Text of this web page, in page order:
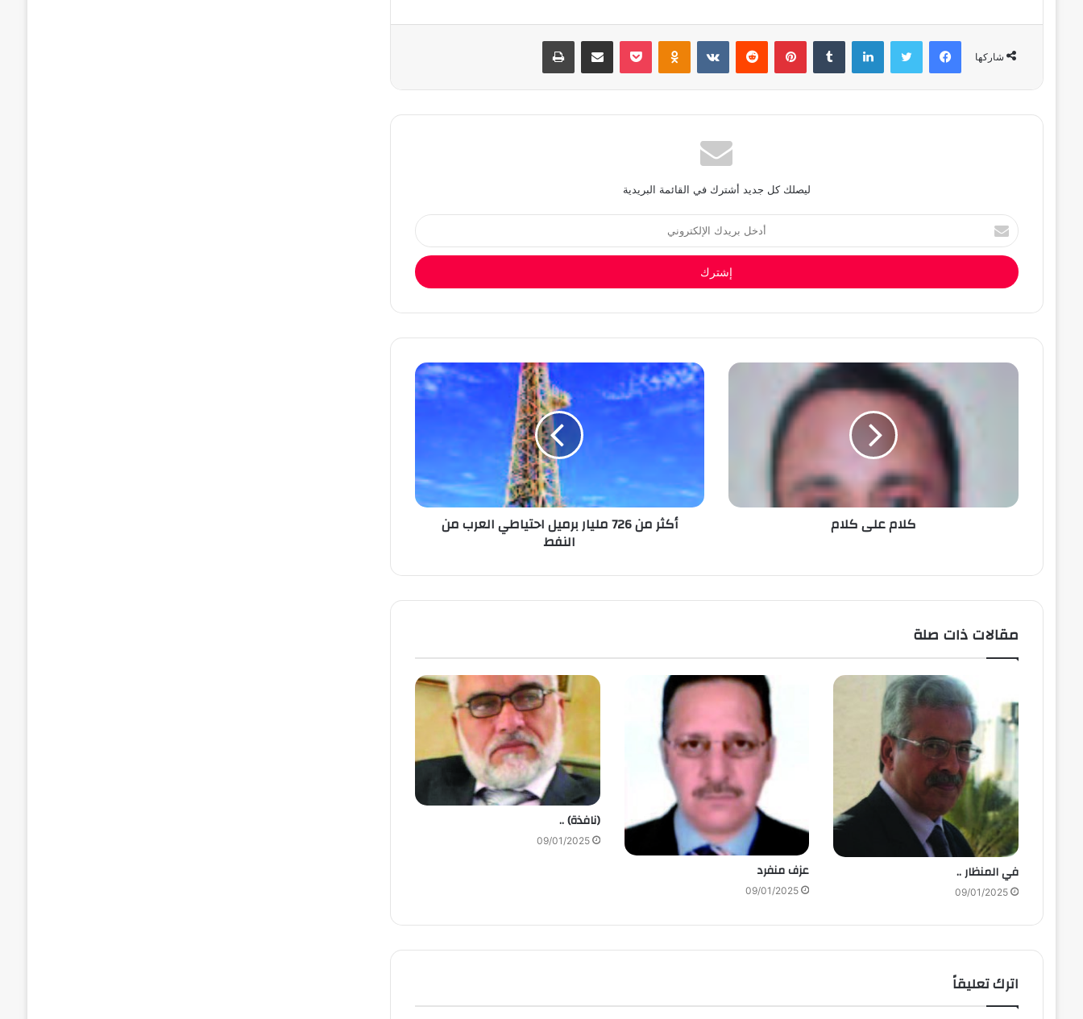
شاركها
فيسبوك تويتر لينكدإن ‏Tumblr بينتيريست
‏Reddit
‏VKontakte
Odnoklassniki
بوكيت مشاركة عبر البريد طباعة
ليصلك كل جديد أشترك في القائمة البريدية
أدخل
بريدك
الإلكتروني
كلام على كلام أكثر من 726 مليار برميل احتياطي العرب من
النفط
مقالات ذات صلة
في المنظار ..
09/01/2025
عزف منفرد
09/01/2025
(نافذة) ..
09/01/2025
اترك تعليقاً